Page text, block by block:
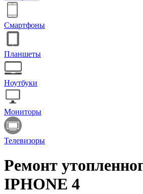
Смартфоны
Планшеты
Ноутбуки
Мониторы
Телевизоры
Ремонт
IPHONE 4